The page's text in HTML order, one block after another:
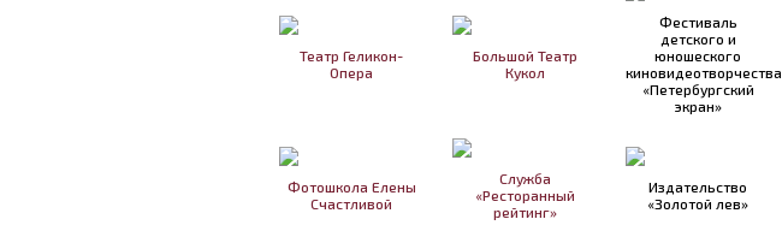
Театр Геликон-
Опера
Большой Театр
Кукол
Фестиваль
детского и
юношеского
киновидеотворчества
«Петербургский
экран»
Фотошкола Елены
Счастливой
Служба
«Ресторанный
рейтинг»
Издательство
«Золотой лев»